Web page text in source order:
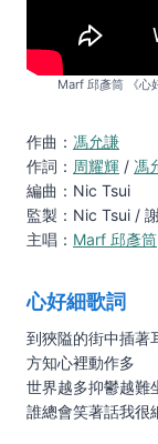
Marf 邱彥筒 《
作曲： 馮允謙
作詞： 周耀輝 / 馮
編曲：Nic Tsui
監製：Nic Tsui /
主唱： Marf 邱彥筒
心好細歌詞
到狹隘的街中插著
方知心裡動作多
世界越多抑鬱越難
誰總會笑著話我很